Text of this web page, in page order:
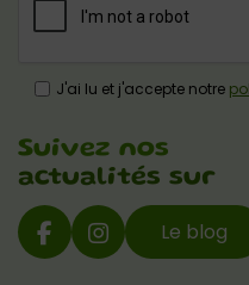
J'ai lu et j'accepte notre
Suivez nos
actualités sur
Le blog